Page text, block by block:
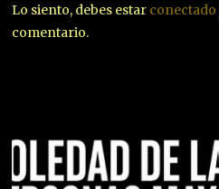
Lo siento, debes estar conectado
comentario.